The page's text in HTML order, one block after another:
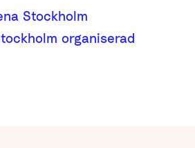
Stockholm
organiserad